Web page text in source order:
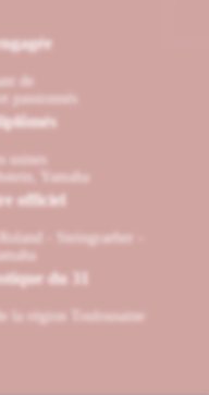
de
passionnés
usines
Yamaha
officiel
- Steingraeber -
du 31
la région Toulousaine